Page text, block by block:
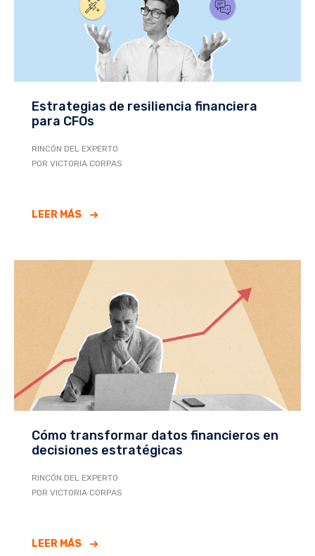
Estrategias de resiliencia financiera
para CFOs
RINCÓN DEL EXPERTO
POR VICTORIA CORPAS
LEER MÁS
Cómo transformar datos financieros en
decisiones estratégicas
RINCÓN DEL EXPERTO
POR VICTORIA CORPAS
LEER MÁS